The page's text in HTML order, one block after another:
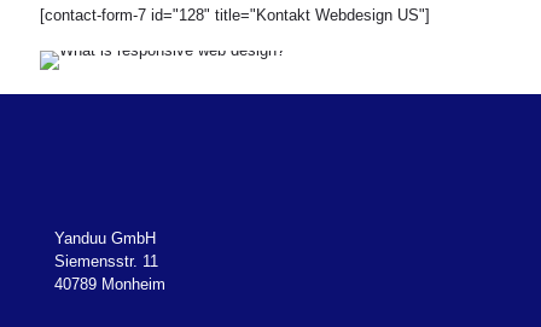
[contact-form-7 id="128" title="Kontakt Webdesign US"]
Yanduu GmbH
Siemensstr. 11
40789 Monheim